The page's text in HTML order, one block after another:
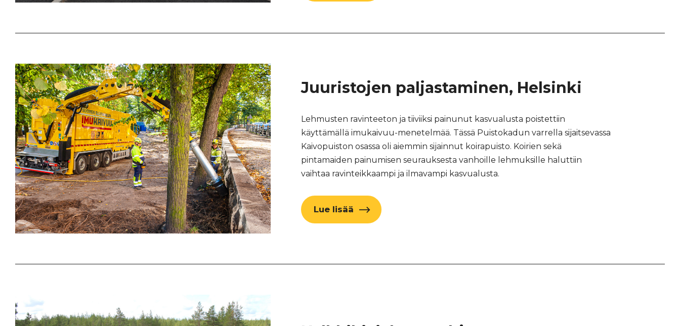
Juuristojen paljastaminen, Helsinki
Lehmusten ravinteeton ja tiiviiksi painunut kasvualusta poistettiin
käyttämällä imukaivuu-menetelmää. Tässä Puistokadun varrella sijaitsevassa
Kaivopuiston osassa oli aiemmin sijainnut koirapuisto. Koirien sekä
pintamaiden painumisen seurauksesta vanhoille lehmuksille haluttiin
vaihtaa ravinteikkaampi ja ilmavampi kasvualusta.
Lue lisää